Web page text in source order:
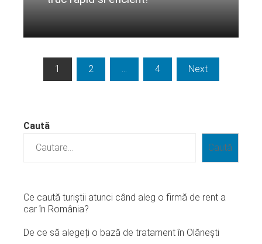
Paginație
1 2 … 4 Next
Caută
Caută
Ce caută turiștii atunci când aleg o firmă de rent a
car în România?
De ce să alegeți o bază de tratament în Olănești